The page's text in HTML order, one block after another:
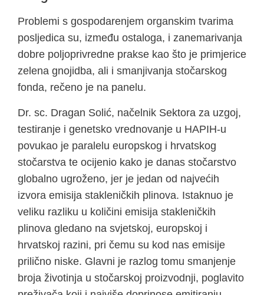
Problemi s gospodarenjem organskim tvarima
posljedica su, između ostaloga, i zanemarivanja
dobre poljoprivredne prakse kao što je primjerice
zelena gnojidba, ali i smanjivanja stočarskog
fonda, rečeno je na panelu.
Dr. sc. Dragan Solić, načelnik Sektora za uzgoj,
testiranje i genetsko vrednovanje u HAPIH-u
povukao je paralelu europskog i hrvatskog
stočarstva te ocijenio kako je danas stočarstvo
globalno ugroženo, jer je jedan od najvećih
izvora emisija stakleničkih plinova. Istaknuo je
veliku razliku u količini emisija stakleničkih
plinova gledano na svjetskoj, europskoj i
hrvatskoj razini, pri čemu su kod nas emisije
prilično niske. Glavni je razlog tomu smanjenje
broja životinja u stočarskoj proizvodnji, poglavito